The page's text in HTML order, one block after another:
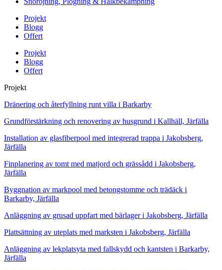
Projekt
Blogg
Offert
Projekt
Blogg
Offert
Projekt
Dränering och återfyllning runt villa i Barkarby
Grundförstärkning och renovering av husgrund i Kallhäll, Järfälla
Installation av glasfiberpool med integrerad trappa i Jakobsberg,
Järfälla
Finplanering av tomt med matjord och grässådd i Jakobsberg,
Järfälla
Byggnation av markpool med betongstomme och trädäck i
Barkarby, Järfälla
Anläggning av grusad uppfart med bärlager i Jakobsberg, Järfälla
Plattsättning av uteplats med marksten i Jakobsberg, Järfälla
Anläggning av lekplatsyta med fallskydd och kantsten i Barkarby,
Järfälla